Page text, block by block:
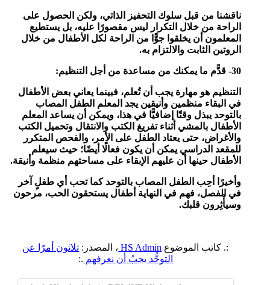
ناقشنا من قبل سلوك التحفيز الذاتي، ولكن الحصول على
الراحة من خلال التكرار ليس مقصورًا عليه، بل يستطيع
المعلمون أن يخلقوا جوًّا من الراحة لكل الأطفال من خلال
الروتين الثابت والالتزام به.
30- قدًّم ما يمكنك من مساعدة من أجل التنظيم:
التنظيم هو مهارة يجب أن تُعلم، فبينما يعاني بعض الأطفال
في البقاء منظمين وأنيقين يجد المعلم الطفل المصاب
بالتوحد يبذل وقتًا إضافيًّا في هذا، ويمكن أن يساعد المعلم
الأطفال بالمشي أثناء تفريغ الكتب والانتقال وتحميل الكتب
والأغراض، حتى يعتاد الطفل على الأمر، والفحص المتكرر
للمقعد الدراسي يمكن أن يكون فعالًا أيضًا؛ حيث سيعلم
الأطفال حينها أن عليهم الإبقاء على مساحتهم منظمة وأنيقة.
وأخيرًا
أحِب الطفل المصاب بالتوحد كما تحب أي طفلٍ آخر
في الفصل، فهم في النهاية أطفال يستحقون الحب، مرحون
وسيأْثِرون قلبك.
:. كاتب الموضوع HS Admin ، المصدر: ثلاثون أمرًا عن
التوحُّد يجبُ أن نعرفهم .: